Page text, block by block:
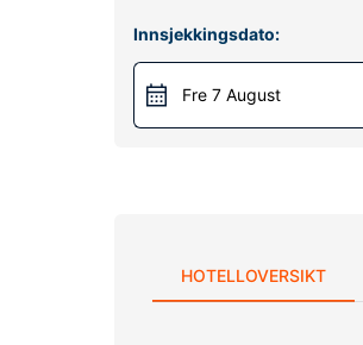
Innsjekkingsdato:
Fre 7 August
HOTELLOVERSIKT